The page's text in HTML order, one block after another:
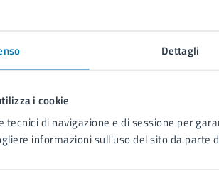
Dettagli
i cookie
tecnici di navigazione e di sessione per
informazioni sull'uso del sito da parte